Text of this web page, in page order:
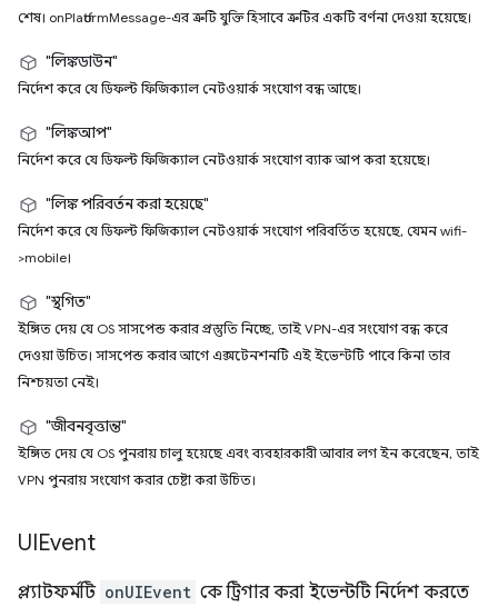
শেষ। onPlatformMessage-এর ত্রুটি যুক্তি হিসাবে ত্রুটির একটি বর্ণনা দেওয়া হয়েছে।
"লিঙ্কডাউন"
নির্দেশ করে যে ডিফল্ট ফিজিক্যাল নেটওয়ার্ক সংযোগ বন্ধ আছে।
"লিঙ্কআপ"
নির্দেশ করে যে ডিফল্ট ফিজিক্যাল নেটওয়ার্ক সংযোগ ব্যাক আপ করা হয়েছে।
"লিঙ্ক পরিবর্তন করা হয়েছে"
নির্দেশ করে যে ডিফল্ট ফিজিক্যাল নেটওয়ার্ক সংযোগ পরিবর্তিত হয়েছে, যেমন wifi-
>mobile।
"স্থগিত"
ইঙ্গিত দেয় যে OS সাসপেন্ড করার প্রস্তুতি নিচ্ছে, তাই VPN-এর সংযোগ বন্ধ করে
দেওয়া উচিত। সাসপেন্ড করার আগে এক্সটেনশনটি এই ইভেন্টটি পাবে কিনা তার
নিশ্চয়তা নেই।
"জীবনবৃত্তান্ত"
ইঙ্গিত দেয় যে OS পুনরায় চালু হয়েছে এবং ব্যবহারকারী আবার লগ ইন করেছেন, তাই
VPN পুনরায় সংযোগ করার চেষ্টা করা উচিত।
UIEvent
প্ল্যাটফর্মটি onUIEvent কে ট্রিগার করা ইভেন্টটি নির্দেশ করতে